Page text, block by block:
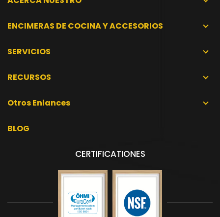
ENCIMERAS DE COCINA Y ACCESORIOS
SERVICIOS
RECURSOS
Otros Enlances
BLOG
CERTIFICATIONES